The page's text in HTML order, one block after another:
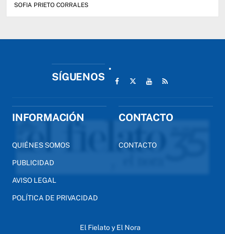
SOFIA PRIETO CORRALES
SÍGUENOS
INFORMACIÓN
QUIÉNES SOMOS
PUBLICIDAD
AVISO LEGAL
POLÍTICA DE PRIVACIDAD
CONTACTO
CONTACTO
El Fielato y El Nora